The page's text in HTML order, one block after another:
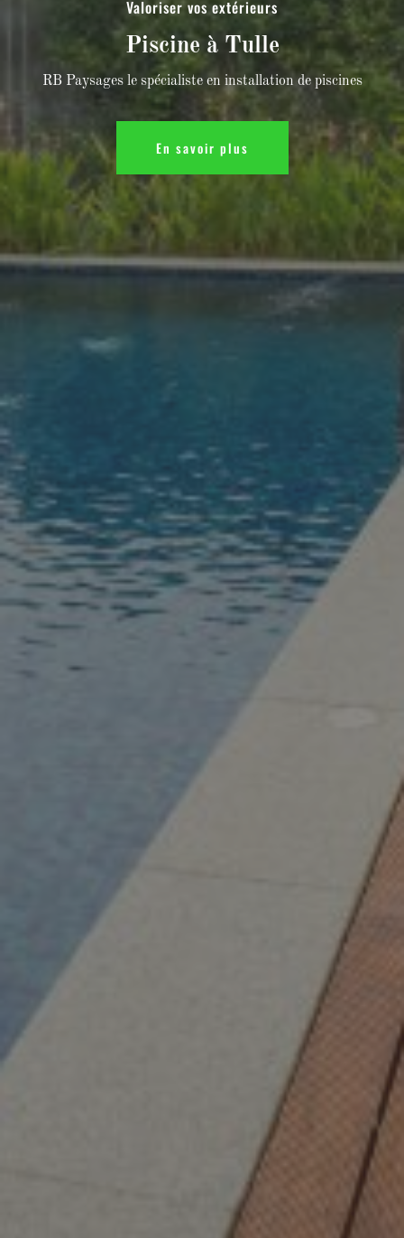
Valoriser vos extérieurs
Piscine à Tulle
RB Paysages le spécialiste en installation de piscines
En savoir plus